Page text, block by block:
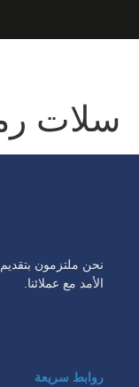
سلات
نحن ملتزمون
الأمد مع عملائنا.
روابط سريعة